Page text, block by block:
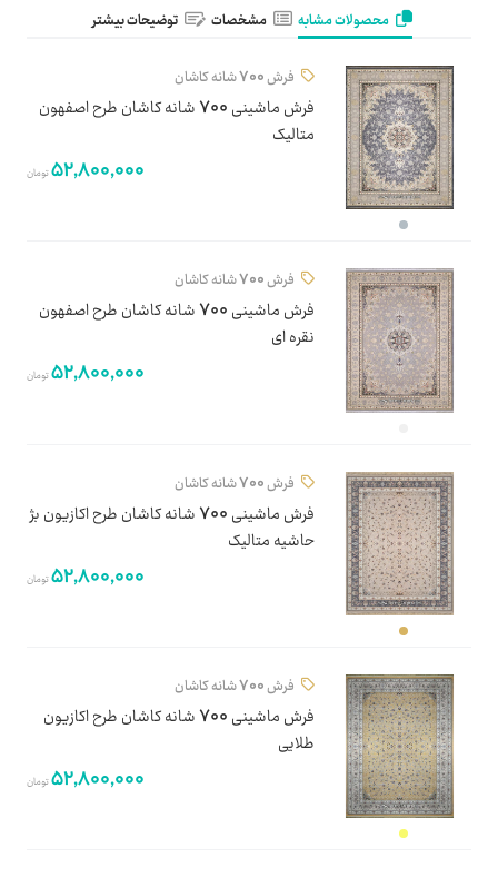
محصولات مشابه مشخصات توضیحات بیشتر
فرش 700 شانه کاشان
فرش ماشینی 700 شانه کاشان طرح اصفهون
متالیک
52,800,000تومان
فرش 700 شانه کاشان
فرش ماشینی 700 شانه کاشان طرح اصفهون
نقره ای
52,800,000تومان
فرش 700 شانه کاشان
فرش ماشینی 700 شانه کاشان طرح اکازیون بژ
حاشیه متالیک
52,800,000تومان
فرش 700 شانه کاشان
فرش ماشینی 700 شانه کاشان طرح اکازیون
طلایی
52,800,000تومان